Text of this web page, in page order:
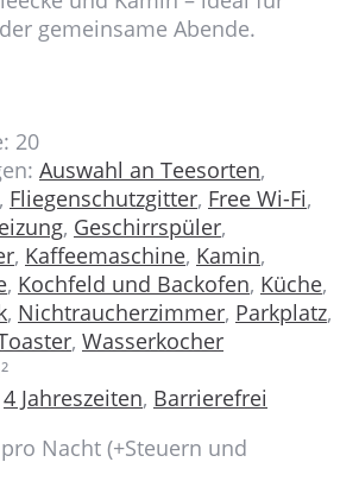
gemeinsame Abende.
20
Auswahl an Teesorten,
, Fliegenschutzgitter, Free Wi-Fi,
, Geschirrspüler,
, Kaffeemaschine, Kamin,
, Kochfeld und Backofen, Küche,
, Nichtraucherzimmer, Parkplatz,
, Wasserkocher
4 Jahreszeiten, Barrierefrei
pro Nacht (+Steuern und